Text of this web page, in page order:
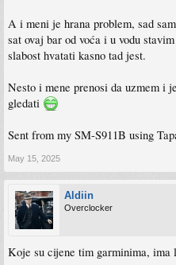
A i meni je hrana problem, sad
sat ovaj bar od voća i u vodu
slabost hvatati kasno tad jest.
Nesto i mene prenosi da uzmem i
gledati
Sent from my SM-S911B using
May 15, 2025
Aldiin
Overclocker
Koje su cijene tim garminima, ima